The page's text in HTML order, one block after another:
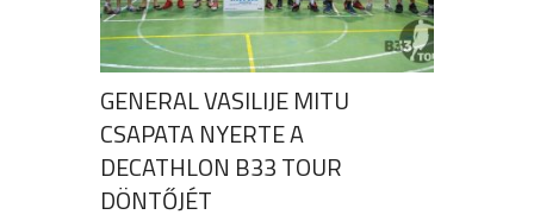
GENERAL VASILIJE MITU
CSAPATA NYERTE A
DECATHLON B33 TOUR
DÖNTŐJÉT